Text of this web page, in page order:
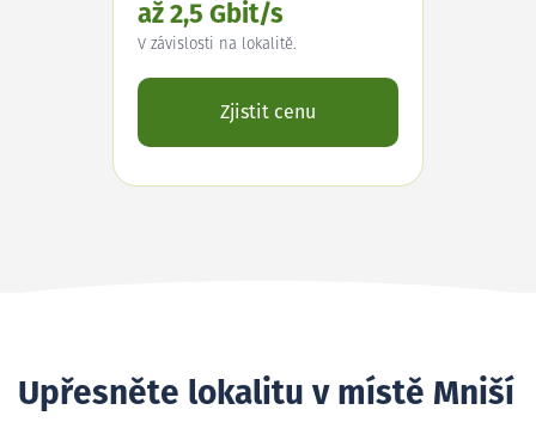
až 2,5 Gbit/s
V závislosti na lokalitě.
Zjistit cenu
Upřesněte lokalitu v místě Mniší